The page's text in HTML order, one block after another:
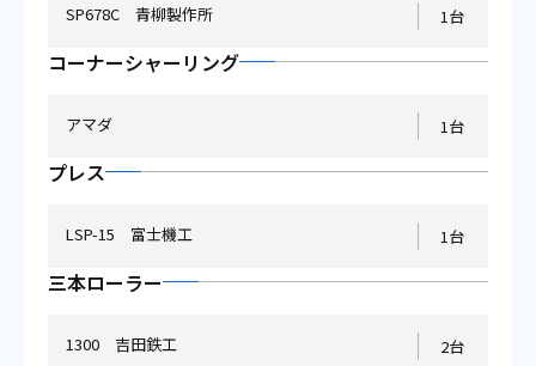
SP678C 青柳製作所 1台
コーナーシャーリング
アマダ 1台
プレス
LSP-15 富士機工 1台
三本ローラー
1300 吉田鉄工 2台